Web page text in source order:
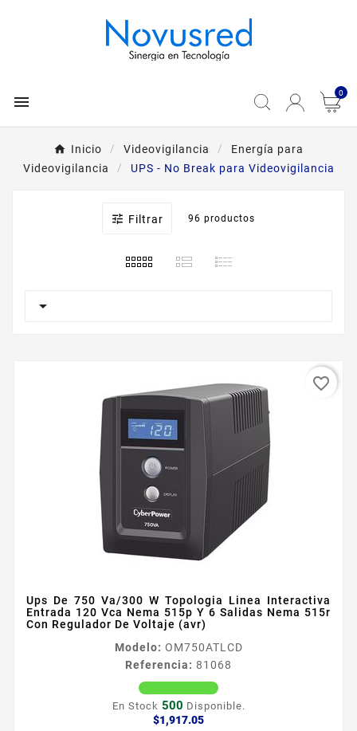
 0
Inicio Videovigilancia
Energía para
Videovigilancia
UPS - No Break para Videovigilancia
 Filtrar 96 productos

Ups De 750 Va/300 W Topologia Linea Interactiva
Entrada 120 Vca Nema 515p Y 6 Salidas Nema 515r
Con Regulador De Voltaje (avr)
Modelo: OM750ATLCD
Referencia: 81068
En Stock 500 Disponible.
$1,917.05Precio
favorite_border